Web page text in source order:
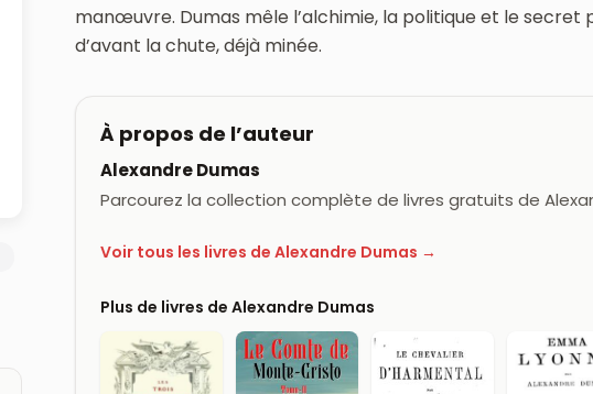
manœuvre. Dumas mêle l’alchimie, la politique et le
d’avant la chute, déjà minée.
À propos de l’auteur
Alexandre Dumas
Parcourez la collection complète de livres gratuits de
Voir tous les livres de Alexandre Dumas →
Plus de livres de Alexandre Dumas